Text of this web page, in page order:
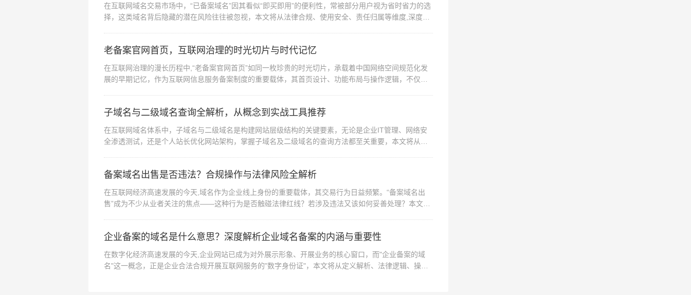
域名服务器的购买看似简单,实则涉及技术、成本、安全等多重维度，通过系统梳理选购渠
期发展需求，做出理性决策，为数字资产构建坚实可靠的基石。
在互联网域名交易市场中，“已备案域名”因其看似“即买即用”的便利性，常被部分用户视为省时省力的选
择，这类域名背后隐藏的潜在风险往往被忽视，本文将从法律合规、使用安全、责任归属等维度,深度剖
老备案官网首页，互联网治理的时光切片与时代记忆
在互联网治理的漫长历程中,“老备案官网首页”如同一枚珍贵的时光切片，承载着中国网络空间规范化发
展的早期记忆，作为互联网信息服务备案制度的重要载体，其首页设计、功能布局与操作逻辑，不仅折
子域名与二级域名查询全解析，从概念到实战工具推荐
在互联网域名体系中，子域名与二级域名是构建网站层级结构的关键要素，无论是企业IT管理、网络安
全渗透测试，还是个人站长优化网站架构，掌握子域名及二级域名的查询方法都至关重要，本文将从基
备案域名出售是否违法？合规操作与法律风险全解析
在互联网经济高速发展的今天,域名作为企业线上身份的重要载体，其交易行为日益频繁。“备案域名出
售”成为不少从业者关注的焦点——这种行为是否触碰法律红线？若涉及违法又该如何妥善处理？本文将
企业备案的域名是什么意思？深度解析企业域名备案的内涵与重要性
在数字化经济高速发展的今天,企业网站已成为对外展示形象、开展业务的核心窗口，而"企业备案的域
名"这一概念，正是企业合法合规开展互联网服务的"数字身份证"，本文将从定义解析、法律逻辑、操作